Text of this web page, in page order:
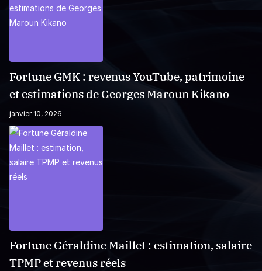
Fortune GMK : revenus YouTube, patrimoine
et estimations de Georges Maroun Kikano
janvier 10, 2026
Fortune Géraldine Maillet : estimation, salaire
TPMP et revenus réels